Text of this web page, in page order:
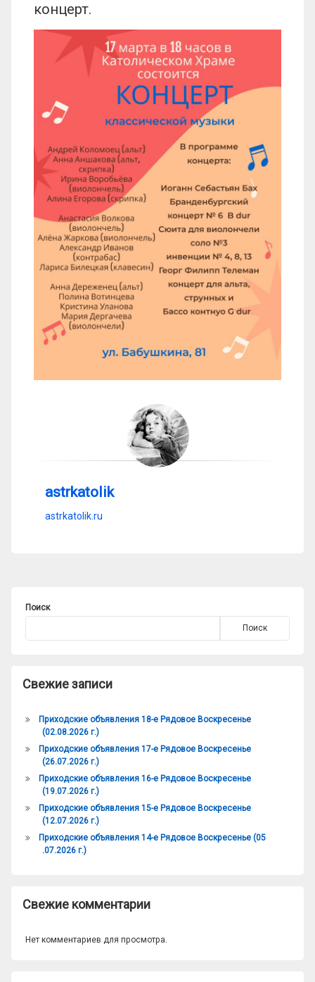
концерт.
astrkatolik
astrkatolik.ru
Поиск
Поиск
Свежие записи
Приходские объявления 18-е Рядовое Воскресенье
(02.08.2026 г.)
Приходские объявления 17-е Рядовое Воскресенье
(26.07.2026 г.)
Приходские объявления 16-е Рядовое Воскресенье
(19.07.2026 г.)
Приходские объявления 15-е Рядовое Воскресенье
(12.07.2026 г.)
Приходские объявления 14-е Рядовое Воскресенье (05
.07.2026 г.)
Свежие комментарии
Нет комментариев для просмотра.